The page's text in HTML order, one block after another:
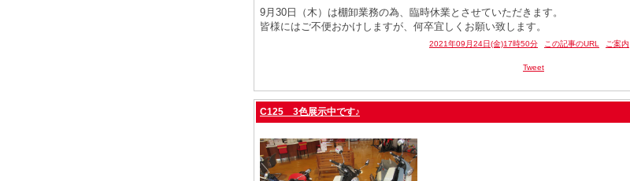
9月30日（木）は棚卸業務の為、臨時休業とさせていただきます。
皆様にはご不便おかけしますが、何卒宜しくお願い致します。
2021年09月24日(金)17時50分 この記事のURL ご案内
Tweet
C125 3色展示中です♪